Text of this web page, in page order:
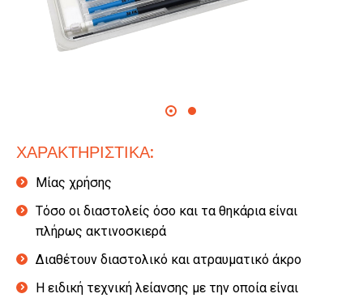
ΧΑΡΑΚΤΗΡΙΣΤΙΚΑ:
Μίας χρήσης
Τόσο οι διαστολείς όσο και τα θηκάρια είναι
πλήρως ακτινοσκιερά
Διαθέτουν διαστολικό και ατραυματικό άκρο
Η ειδική τεχνική λείανσης με την οποία είναι